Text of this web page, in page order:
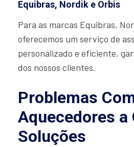
Equibras, Nordik e Orbis
Para as marcas Equibras,
oferecemos um serviço de
personalizado e eficiente,
dos nossos clientes.
Problemas
Aquecedores a
Soluções